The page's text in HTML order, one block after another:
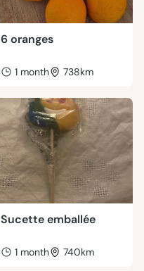
6 oranges
1 month 738km
Sucette emballée
1 month 740km